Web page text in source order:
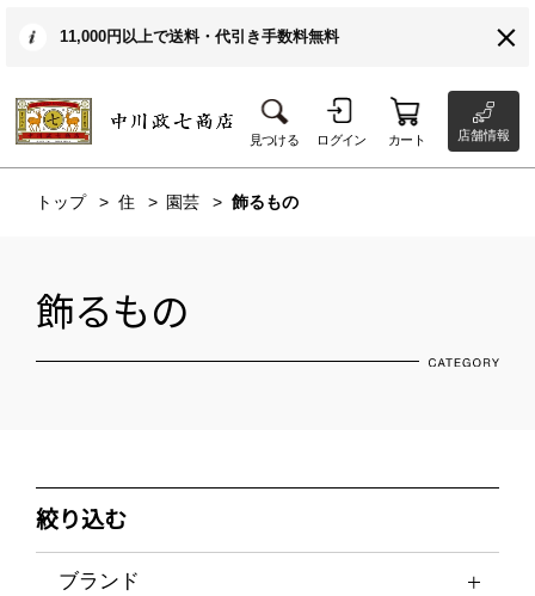
11,000円以上で送料・代引き手数料無料
見つける ログイン カート 店舗情報
トップ 住 園芸 飾るもの
飾るもの
絞り込む
ブランド